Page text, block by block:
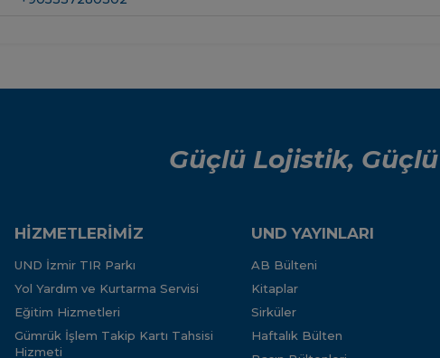
Güçlü Lojistik,
HİZMETLERİMİZ
UND İzmir TIR Parkı
Yol Yardım ve Kurtarma Servisi
Eğitim Hizmetleri
Gümrük İşlem Takip Kartı Tahsisi
Hizmeti
UND YAYINLARI
AB Bülteni
Kitaplar
Sirküler
Haftalık Bülten